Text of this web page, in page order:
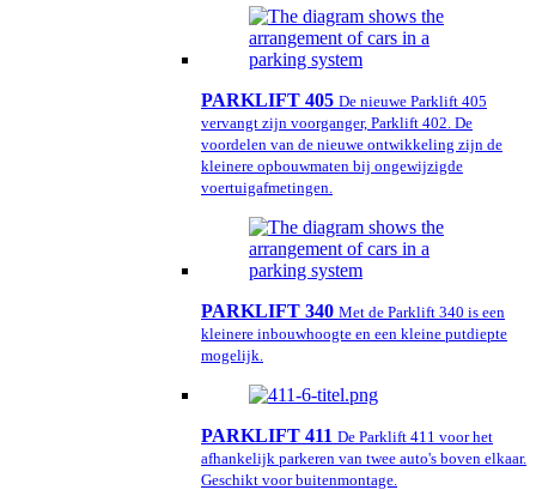
PARKLIFT 405 De nieuwe Parklift 405
vervangt zijn voorganger, Parklift 402. De
voordelen van de nieuwe ontwikkeling zijn de
kleinere opbouwmaten bij ongewijzigde
voertuigafmetingen.
PARKLIFT 340 Met de Parklift 340 is een
kleinere inbouwhoogte en een kleine putdiepte
mogelijk.
PARKLIFT 411 De Parklift 411 voor het
afhankelijk parkeren van twee auto's boven elkaar.
Geschikt voor buitenmontage.